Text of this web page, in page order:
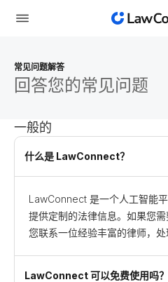
常见问题解答
回答您的常见问题
一般的
什么是 LawConnect？
LawConnect 是一个人工智能
提供定制的法律信息。如果您
您联系一位经验丰富的律师，处
LawConnect 可以免费使用吗？